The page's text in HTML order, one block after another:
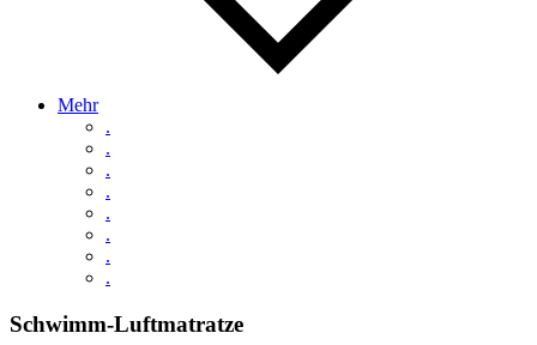
Mehr
.
.
.
.
.
.
.
.
Schwimm-Luftmatratze